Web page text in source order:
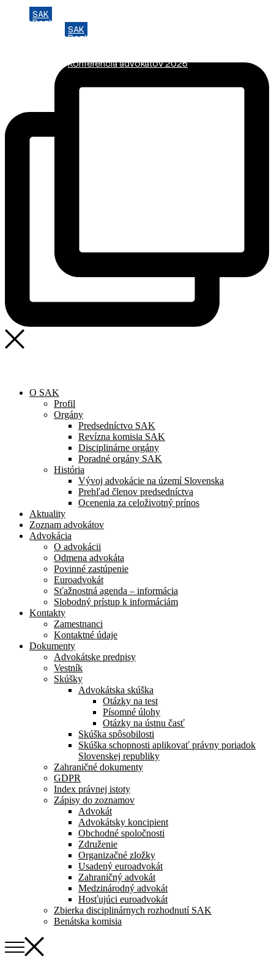
PreskočiťSAK
Rozhodcovský súd SAK
Nadácia
SAK
Rozhodcovský súd SAK
Konferencia advokátov 2025
O SAK
Profil
Orgány
Predsedníctvo SAK
Revízna komisia SAK
Disciplinárne orgány
Poradné orgány SAK
História
Vývoj advokácie na území Slovenska
Prehľad členov predsedníctva
Ocenenia za celoživotný prínos
Aktuality
Zoznam advokátov
Advokácia
O advokácii
Odmena advokáta
Povinné zastúpenie
Euroadvokát
Sťažnostná agenda – informácia
Slobodný prístup k informáciám
Kontakty
Zamestnanci
Kontaktné údaje
Dokumenty
Advokátske predpisy
Vestník
Skúšky
Advokátska skúška
Otázky na test
Písomné úlohy
Otázky na ústnu časť
Skúška spôsobilosti
Skúška schopnosti aplikovať právny poriadok
Slovenskej republiky
Zahraničné dokumenty
GDPR
Index právnej istoty
Zápisy do zoznamov
Advokát
Advokátsky koncipient
Obchodné spoločnosti
Združenie
Organizačné zložky
Usadený euroadvokát
Zahraničný advokát
Medzinárodný advokát
Hosťujúci euroadvokát
Zbierka disciplinárnych rozhodnutí SAK
Benátska komisia